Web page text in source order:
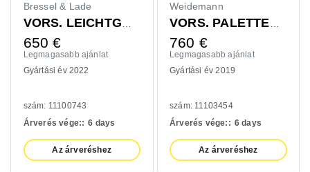
& Lade
VORS. LEICHTGUTSCHAUFEL 1400MM
€
ajánlat
év 2022
11100743
vége:: 6 days
Az árveréshez
Weidemann
VORS. PALETTENGABEL 1200MM
€
Legmagasabb ajánlat
Gyártási év 2019
szám: 11103454
Árverés vége::
6 days
Az árveréshez